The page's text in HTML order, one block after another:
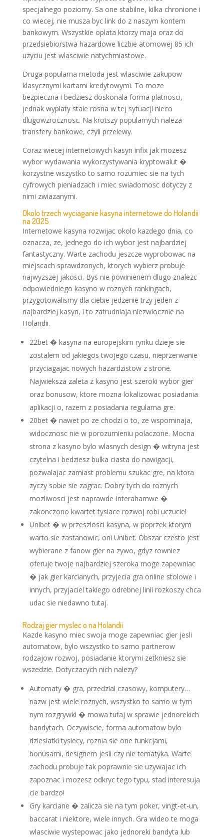
specjalnego poziomy. Sa one stabilne, kilka chronione i
co wiecej, nie musza byc link do z naszym kontem
bankowym. Wszystkie oplata ktorzy maja oraz do
przedsiebiorstwa hazardowe liczbie atomowej 85 ich
uzyciu jest wlasciwie natychmiastowe.
Druga popularna metoda jest wlasciwie zakupow
klasycznymi kartami kredytowymi. To moze
bezpieczna i bedziesz doskonala forma platnosci,
jednak wyplaty stale rosna w tej sytuacji nieco
dlugowzrocznosc. Na krotszy popularnych naleza
transfery bankowe, czyli przelewy.
Coraz wiecej internetowych kasyn infix jak mozesz
wybor wydawania wykorzystywania kryptowalut �
korzystne wszystko to samo rozumiec sie na tych
cyfrowych pieniadzach i miec swiadomosc dotyczy z
nimi zwiazanymi.
Okolo trzech wyciaganie kasyna internetowe do Holandii
na 2025
Internetowe kasyna rozwijac okolo kazdego dnia, co
oznacza, ze, jednego do ich wybor jest najbardziej
fantastyczny. Warte zachodu jeszcze wyprobowac na
miejscach sprawdzonych, ktorych wybierz probuje
najwyzszej jakosci. Bys nie powinienem dlugo znalezc
odpowiedniego kasyno w roznych rankingach,
przygotowalismy dla ciebie jedzenie trzy jeden z
najbardziej kasyn, i to zatrudniaja niezwlocznie na
Holandii.
22bet � kasyna na europejskim rynku dzieje sie
zostalem od jakiegos twojego czasu, nieprzerwanie
przyciagajac nowych hazardzistow z strone.
Najwieksza zaleta z kasyno jest szeroki wybor gier
oraz bonusow, ktore mozna lokalizowac posiadania
aplikacji o, razem z posiadania regularna gre.
20bet � nawet po ze chodzi o to, ze wspominaja,
widocznosc nie w porozumieniu polaczone. Mocna
strona z kasyno bylo wlasnych design � witryna jest
czytelna i bedziesz bulka ciasta do nawigacji,
pozwalajac zamiast problemu szukac gre, na ktora
zyczy sobie sie zagrac. Dobry tych do roznych
mozliwosci jest naprawde Interahamwe �
zakonczono kwartet tysiace rozwoj robi uczucie!
Unibet � w przeszlosci kasyna, w poprzek ktorym
warto sie zastanowic, oni Unibet. Obszar czesto jest
wybierane z fanow gier na zywo, gdyz rowniez
oferuje twoje najbardziej szeroka moge zapewniac
� jak gier karcianych, przyjecia gra online stolowe i
innych, przyjaciel takiego odrebnej linii rozkoszy chca
udac sie niedawno tutaj.
Rodzaj gier myslec o na Holandii
Kazde kasyno miec swoja moge zapewniac gier jesli
automatow, bylo wszystko to samo partnerow
rodzajow rozwoj, posiadanie ktorymi zetkniesz sie
wszedzie. Dotyczacych nich nalezy?
Automaty � gra, przedzial czasowy, komputery…
nazw jest wiele roznych, wszystko to samo w tym
nym rozgrywki � mowa tutaj w sprawie jednorekich
bandytach. Oczywiscie, forma automatow bylo
dziesiatki tysiecy, roznia sie one funkcjami,
bonusami, designem jesli czy nie tematyka. Warte
zachodu probuje tak poprawnie sie uzywajac ich
zapoznac i mozesz odkryc tego typu, stad interesuja
cie bardzo!
Gry karciane � zalicza sie na tym poker, vingt-et-un,
baccarat i niektore, wiele innych. Gra wideo te moga
wlasciwie wystepowac jako jednoreki bandyta lub